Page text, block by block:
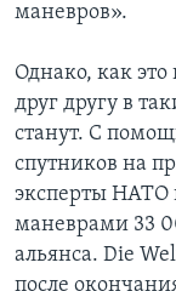
маневров».
Однако, как это
друг другу в
станут. С
спутников на
эксперты НАТО
маневрами 33
альянса. Die
после